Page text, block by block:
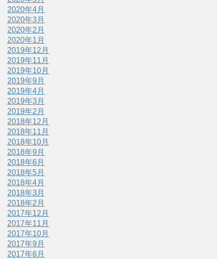
2020年4月
2020年3月
2020年2月
2020年1月
2019年12月
2019年11月
2019年10月
2019年9月
2019年4月
2019年3月
2019年2月
2018年12月
2018年11月
2018年10月
2018年9月
2018年6月
2018年5月
2018年4月
2018年3月
2018年2月
2017年12月
2017年11月
2017年10月
2017年9月
2017年6月